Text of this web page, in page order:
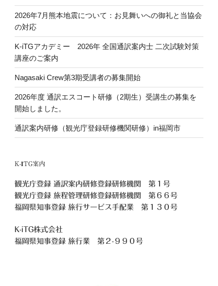
シ
ョ
ン
2026年7月熊本地震について：お見舞いへの御礼と当協会
の対応
K-iTGアカデミー 2026年 全国通訳案内士 二次試験対策
講座のご案内
Nagasaki Crew第3期受講者の募集開始
2026年度 通訳エスコート研修（2期生）受講生の募集を
開始しました。
通訳案内研修（観光庁登録研修機関研修）in福岡市
K-ITG案内
観光庁登録 通訳案内研修登録研修機関 第１号
観光庁登録 旅程管理研修登録研修機関 第６６号
福岡県知事登録 旅行サービス手配業 第１３０号
K-iTG株式会社
福岡県知事登録 旅行業 第２-９９０号